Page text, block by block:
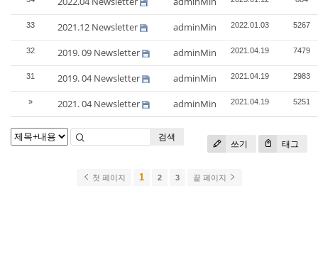
33 2021.12 Newsletter adminMin 2022.01.03 5267
32 2019. 09 Newsletter adminMin 2021.04.19 7479
31 2019. 04 Newsletter adminMin 2021.04.19 2983
» 2021. 04 Newsletter adminMin 2021.04.19 5251
쓰기 태그
검색
첫 페이지 1 2 3 끝 페이지